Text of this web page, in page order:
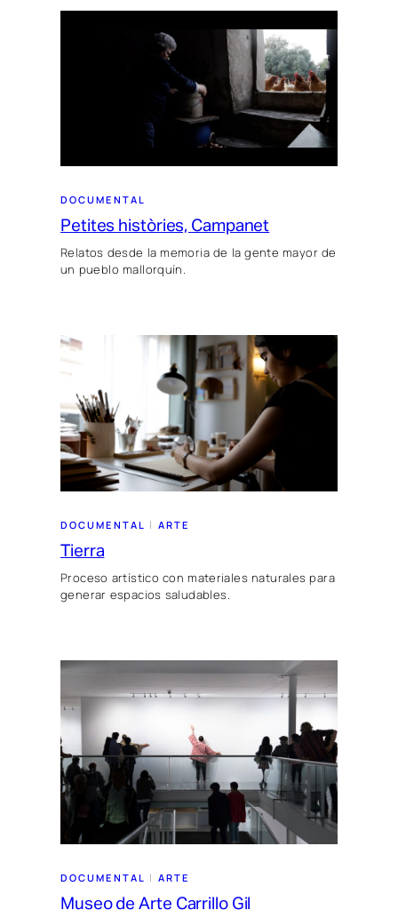
DOCUMENTAL
Petites històries, Campanet
Relatos desde la memoria de la gente mayor de
un pueblo mallorquín.
DOCUMENTAL | ARTE
Tierra
Proceso artístico con materiales naturales para
generar espacios saludables.
DOCUMENTAL | ARTE
Museo de Arte Carrillo Gil